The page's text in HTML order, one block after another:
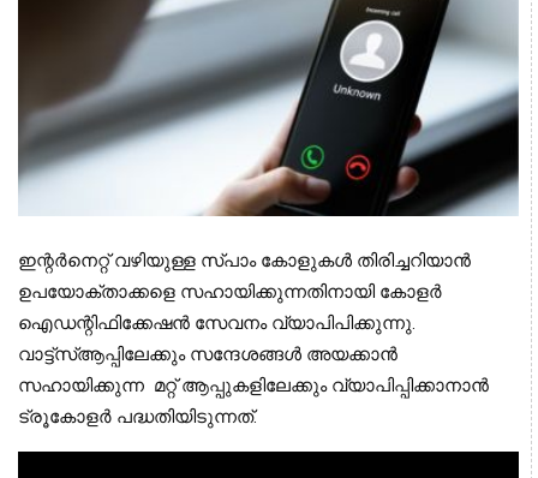
ഇന്റര്‍നെറ്റ് വഴിയുള്ള സ്പാം കോളുകള്‍ തിരിച്ചറിയാന്‍
ഉപയോക്താക്കളെ സഹായിക്കുന്നതിനായി കോളര്‍
ഐഡന്റിഫിക്കേഷന്‍ സേവനം വ്യാപിപിക്കുന്നു.
വാട്ട്സ്ആപ്പിലേക്കും സന്ദേശങ്ങള്‍ അയക്കാന്‍
സഹായിക്കുന്ന  മറ്റ് ആപ്പുകളിലേക്കും വ്യാപിപ്പിക്കാനാന്‍